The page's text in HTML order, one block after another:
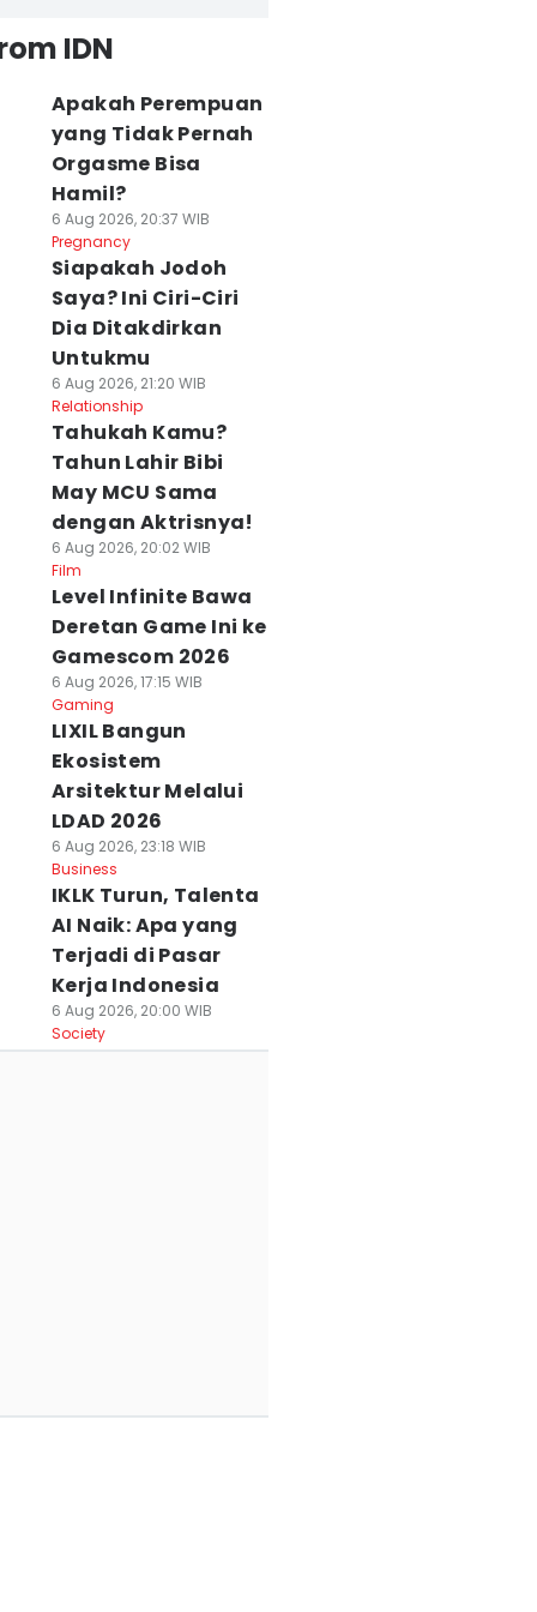
IDN
Apakah Perempuan
yang Tidak Pernah
Orgasme Bisa
Hamil?
6 Aug 2026, 20:37 WIB
Pregnancy
Siapakah Jodoh
Saya? Ini Ciri-Ciri
Dia Ditakdirkan
Untukmu
6 Aug 2026, 21:20 WIB
Relationship
Tahukah Kamu?
Tahun Lahir Bibi
May MCU Sama
dengan Aktrisnya!
6 Aug 2026, 20:02 WIB
Film
Level Infinite Bawa
Deretan Game Ini ke
Gamescom 2026
6 Aug 2026, 17:15 WIB
Gaming
LIXIL Bangun
Ekosistem
Arsitektur Melalui
LDAD 2026
6 Aug 2026, 23:18 WIB
Business
IKLK Turun, Talenta
AI Naik: Apa yang
Terjadi di Pasar
Kerja Indonesia
6 Aug 2026, 20:00 WIB
Society